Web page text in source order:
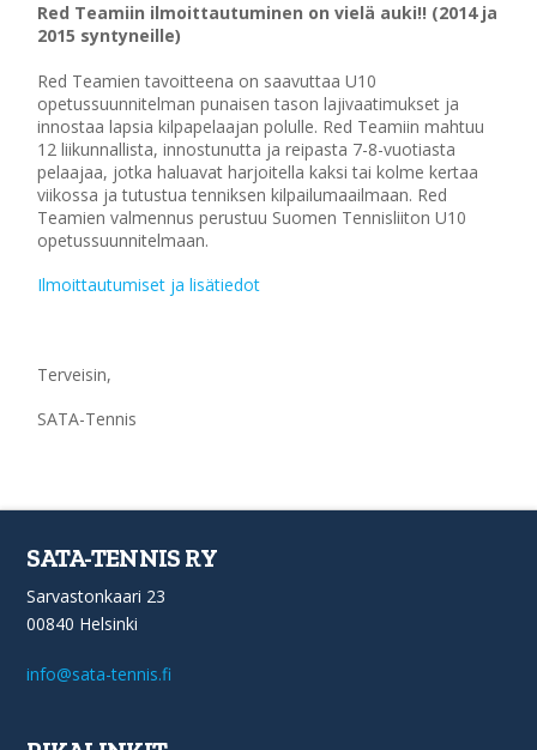
Red Teamiin ilmoittautuminen on vielä auki!! (2014 ja
2015 syntyneille)
Red Teamien tavoitteena on saavuttaa U10
opetussuunnitelman punaisen tason lajivaatimukset ja
innostaa lapsia kilpapelaajan polulle. Red Teamiin mahtuu
12 liikunnallista, innostunutta ja reipasta 7-8-vuotiasta
pelaajaa, jotka haluavat harjoitella kaksi tai kolme kertaa
viikossa ja tutustua tenniksen kilpailumaailmaan. Red
Teamien valmennus perustuu Suomen Tennisliiton U10
opetussuunnitelmaan.
Ilmoittautumiset ja lisätiedot
Terveisin,
SATA-Tennis
SATA-TENNIS RY
Sarvastonkaari 23
00840 Helsinki
info@sata-tennis.fi